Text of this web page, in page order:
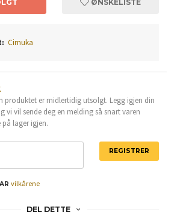
ØNSKELISTE
Cimuka
produktet er midlertidig utsolgt. Legg igjen din
vi vil sende deg en melding så snart varen
lager igjen.
vilkårene
REGISTRER
DEL DETTE